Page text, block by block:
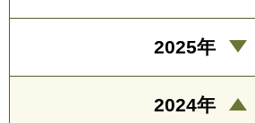
2025年
2024年